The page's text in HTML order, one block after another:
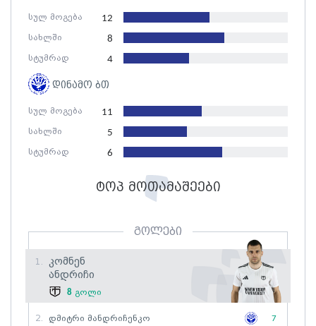
სულ მოგება 12
სახლში 8
სტუმრად 4
დინამო ბთ
სულ მოგება 11
სახლში 5
სტუმრად 6
ტოპ მოთამაშეები
გოლები
1.
Კომნენ
Ანდრიჩი
8 გოლი
2. Დმიტრი Მანდრიჩენკო 7